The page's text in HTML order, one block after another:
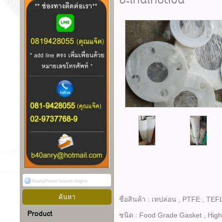
Product
ชื่อสินค้า : เทปล่อน , PTFE ,
ชนิด : Food Grade Gasket ,